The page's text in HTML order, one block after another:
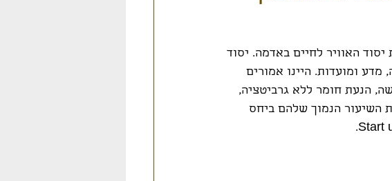
האוויר לחיים באדמה. יסוד
מדע ומועדות. היינו אמורים
הנעת חומר ללא גרביטציה,
ליהודים למרות השיעור הנמוך שלהם ביחס